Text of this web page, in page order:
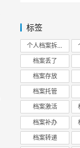
标签
个人档案拆开
档案丢了
档案存放
档案托管
档案激活
档案补办
档案转递